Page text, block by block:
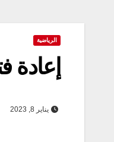
الرياضية
إعادة
يناير 8, 2023